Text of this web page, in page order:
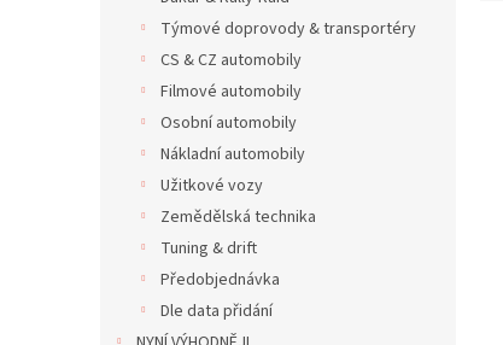
Týmové doprovody & transportéry
CS & CZ automobily
Filmové automobily
Osobní automobily
Nákladní automobily
Užitkové vozy
Zemědělská technika
Tuning & drift
Předobjednávka
Dle data přidání